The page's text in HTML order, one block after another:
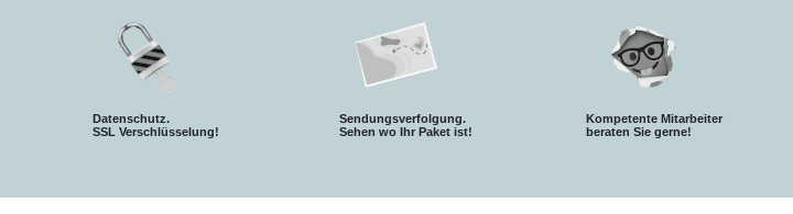
Datenschutz.
SSL Verschlüsselung!
Sendungsverfolgung.
Sehen wo Ihr Paket ist!
Kompetente Mitarbeiter
beraten Sie gerne!